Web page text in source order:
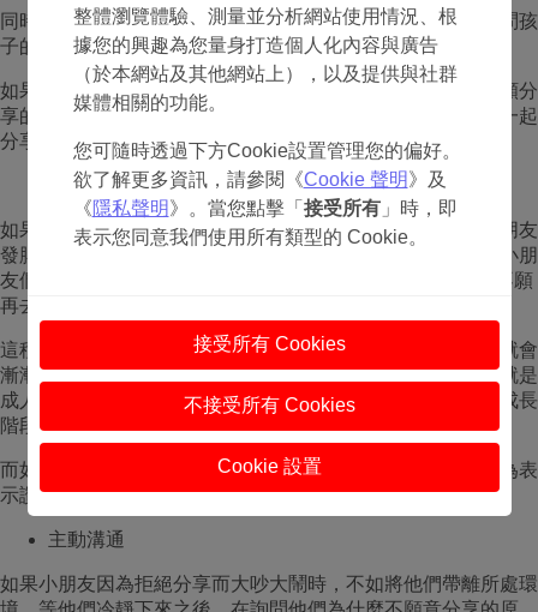
整體瀏覽體驗、測量並分析網站使用情況、根
據您的興趣為您量身打造個人化內容與廣告
（於本網站及其他網站上），以及提供與社群
媒體相關的功能。
您可隨時透過下方Cookie設置管理您的偏好。
欲了解更多資訊，請參閱《Cookie 聲明》及
《隱私聲明》。當您點擊「 接受所有」時，即
表示您同意我們使用所有類型的 Cookie。
接受所有 Cookies
不接受所有 Cookies
Cookie 設置
同時，當其他小朋友想要借玩具或書本之時，家長應該先詢問孩
子的意見，得到許可之後再分享出去。
如果邀請其他小朋友來家裡玩，家長應該事先詢問是否有不願分
享的玩具。在一切妥善安排的時候，再讓孩子和其他小朋友一起
分享玩具一起玩耍。
不因拒絕分享而懲罰小朋友
如果在其他家長面前，小朋友出現自私行為或者衝著其他小朋友
發脾氣，的確令人尷尬。但這時尤其不可大聲呵斥，因為當小朋
友們被當眾訓斥後，會令他們產生防禦（defensive）心理，不願
再去學習新技能。
這種時候家長毋須急躁冒進，要相信隨著他們的長大，他們就會
漸漸發現，與朋友們一起分享玩具比自己玩更有趣。並且，就是
成人都有具有特殊意義而絕不願意分享之物，何況情商還在成長
階段的小朋友們呢？
而如果孩子主動與其他小朋友分享玩具，家長須對他們的行為表
示讚賞，以增強成就感與分享慾望。
主動溝通
如果小朋友因為拒絕分享而大吵大鬧時，不如將他們帶離所處環